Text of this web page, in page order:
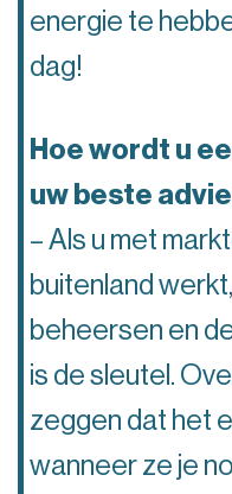
energie te
dag!
Hoe wordt u
uw beste
– Als u met
buitenland
beheersen en
is de sleutel.
zeggen dat het
wanneer ze je